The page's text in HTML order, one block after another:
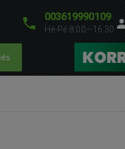
003619990109
Hé-Pé 8:00—16:30